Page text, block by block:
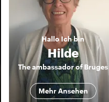
HalloIch bin
Hilde
The ambassador of Bruges
Mehr Ansehen